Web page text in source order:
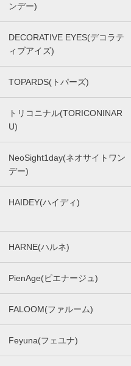
ンデー)
DECORATIVE EYES(デコラテ
ィブアイズ)
TOPARDS(トパーズ)
トリコニナル(TORICONINAR
U)
NeoSight1day(ネオサイトワン
デー)
HAIDEY(ハイディ)
HARNE(ハルネ)
PienAge(ピエナージュ)
FALOOM(ファルーム)
Feyuna(フェユナ)